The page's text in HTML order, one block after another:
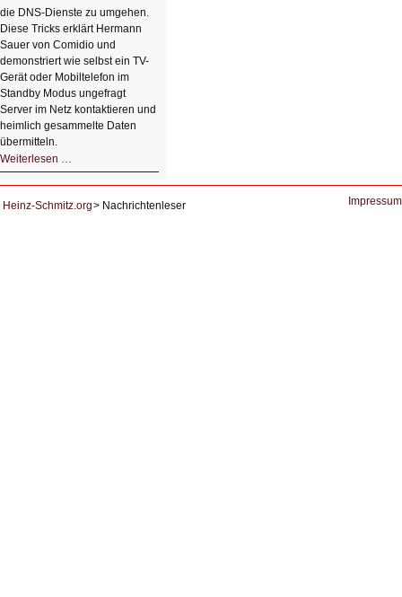
die DNS-Dienste zu umgehen.
Diese Tricks erklärt Hermann
Sauer von Comidio und
demonstriert wie selbst ein TV-
Gerät oder Mobiltelefon im
Standby Modus ungefragt
Server im Netz kontaktieren und
heimlich gesammelte Daten
übermitteln.
Weiterlesen …
DNS
Heinz-Schmitz.org
Nachrichtenleser Impressum